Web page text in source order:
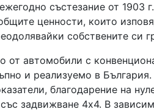
състезание от
ценности, които
собствените си
от автомобили с
и реализуемо в
благодарение на
задвижване 4х4. В